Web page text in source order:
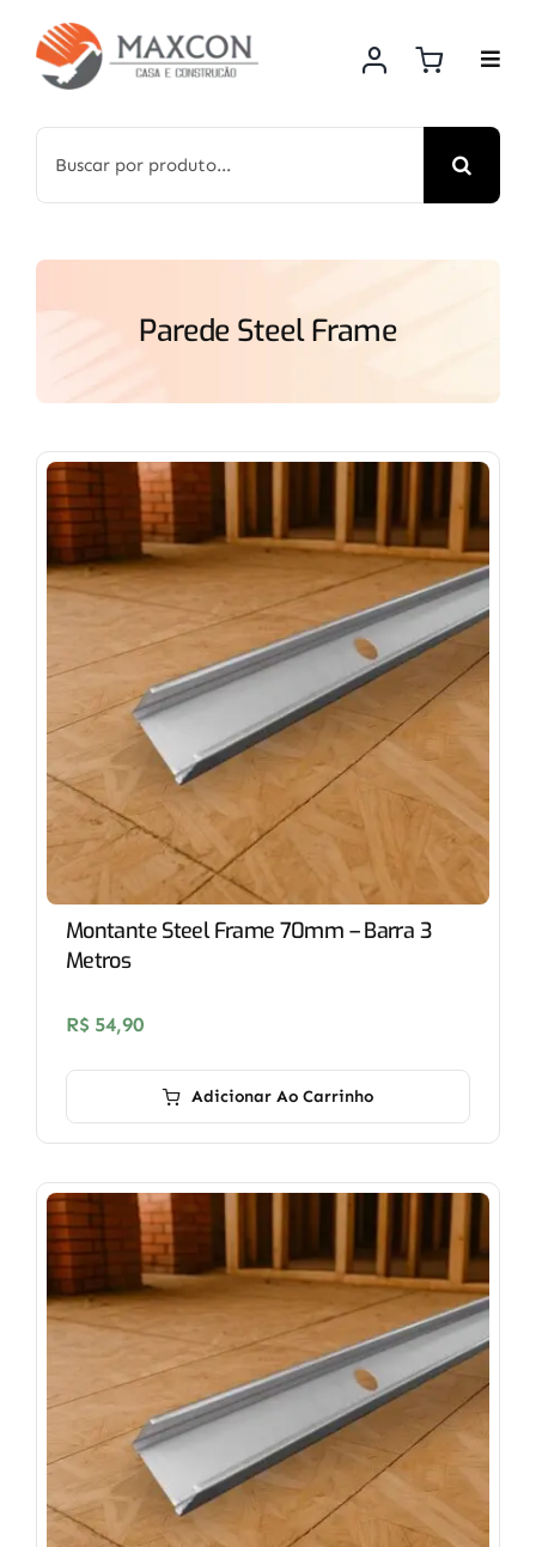
content
for:
Parede Steel Frame
Montante Steel Frame 70mm – Barra 3
Metros
R$ 54,90
Adicionar Ao Carrinho